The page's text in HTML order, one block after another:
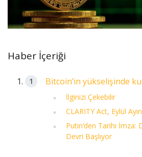
Haber İçeriği
Bitcoin’in yükselişinde
İlginizi Çekebilir
CLARITY Act, Eylül
Putin’den Tarihi İmza:
Devri Başlıyor